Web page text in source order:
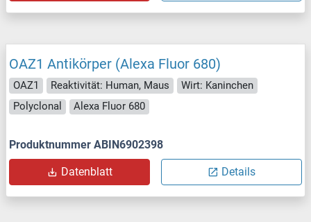
OAZ1 Antikörper (Alexa Fluor 680)
OAZ1 Reaktivität: Human, Maus
Wirt: Kaninchen
Polyclonal
Alexa Fluor 680
Produktnummer ABIN6902398
Datenblatt Details